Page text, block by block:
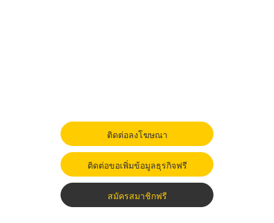
ติดต่อลงโฆษณา
ติดต่อขอเพิ่มข้อมูลธุรกิจฟรี
สมัครสมาชิกฟรี